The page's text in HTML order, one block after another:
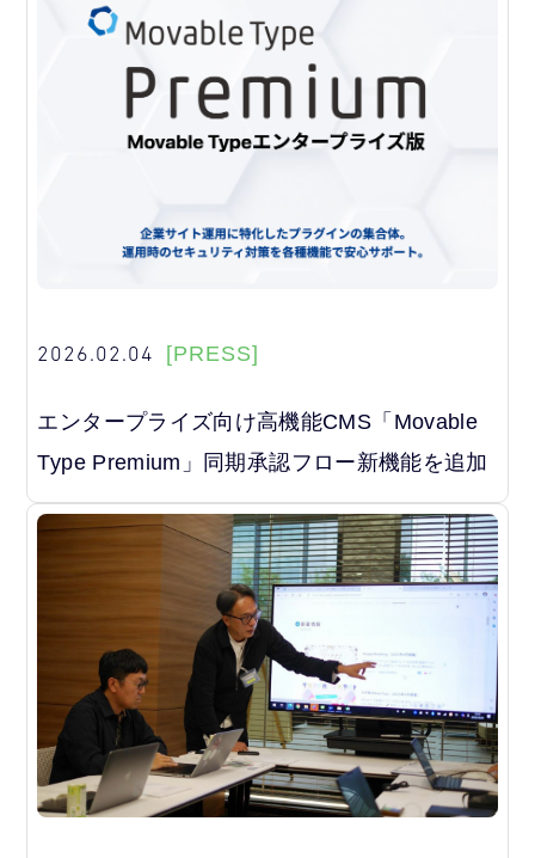
2026.02.04 [PRESS]
エンタープライズ向け高機能CMS「Movable
Type Premium」同期承認フロー新機能を追加